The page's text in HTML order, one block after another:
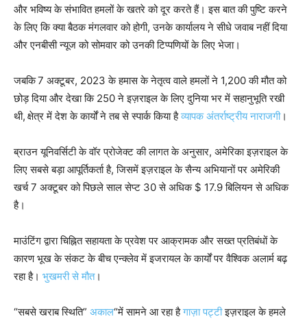
और भविष्य के संभावित हमलों के खतरे को दूर करते हैं। इस बात की पुष्टि करने
के लिए कि क्या बैठक मंगलवार को होगी, उनके कार्यालय ने सीधे जवाब नहीं दिया
और एनबीसी न्यूज को सोमवार को उनकी टिप्पणियों के लिए भेजा।
जबकि7 अक्टूबर, 2023 के हमास के नेतृत्व वाले हमलों ने 1,200 की मौत को
छोड़ दिया और देखा कि 250 ने इज़राइल के लिए दुनिया भर में सहानुभूति रखी
थी, क्षेत्र में देश के कार्यों ने तब से स्पार्क किया हैव्यापक अंतर्राष्ट्रीय नाराजगी।
ब्राउन यूनिवर्सिटी के वॉर प्रोजेक्ट की लागत के अनुसार, अमेरिका इज़राइल के
लिए सबसे बड़ा आपूर्तिकर्ता है, जिसमें इज़राइल के सैन्य अभियानों पर अमेरिकी
खर्च 7 अक्टूबर को पिछले साल सेप्ट 30 से अधिक $ 17.9 बिलियन से अधिक
है।
माउंटिंग द्वारा चिह्नित सहायता के प्रवेश पर आक्रामक और सख्त प्रतिबंधों के
कारण भूख के संकट के बीच एन्क्लेव में इजरायल के कार्यों पर वैश्विक अलार्म बढ़
रहा है। भुखमरी से मौत।
“सबसे खराब स्थिति” अकाल“में सामने आ रहा हैगाज़ा पट्टीइज़राइल के हमले